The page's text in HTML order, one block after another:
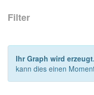
Filter
Ihr Graph wird erzeugt.
kann dies einen